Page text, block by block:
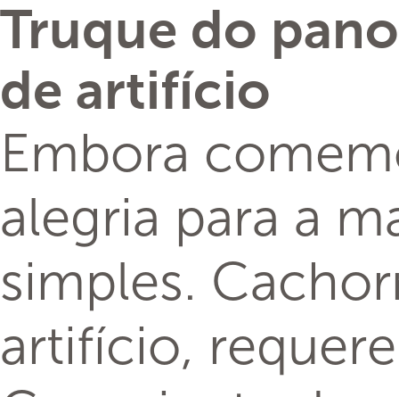
Truque do
de artifício
Embora
alegria para a
simples.
artifício,